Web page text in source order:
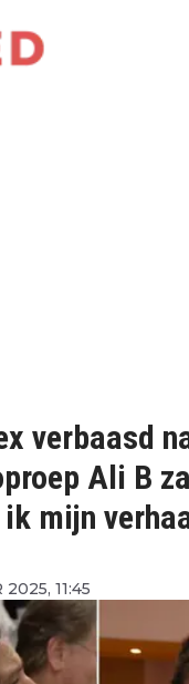
verbaasd
Ali B
mijn
2025, 11:45